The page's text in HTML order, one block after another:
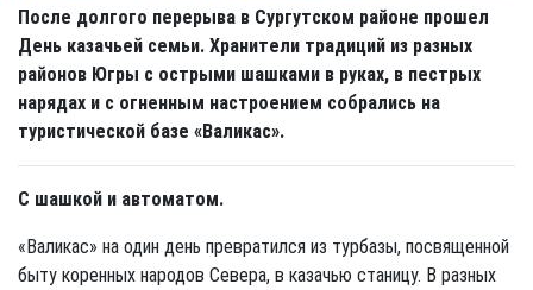
После долгого перерыва в Сургутском районе прошел
День казачьей семьи. Хранители традиций из разных
районов Югры с острыми шашками в руках, в пестрых
нарядах и с огненным настроением собрались на
туристической базе «Валикас».
С шашкой и автоматом.
«Валикас» на один день превратился из турбазы, посвященной
быту коренных народов Севера, в казачью станицу. В разных